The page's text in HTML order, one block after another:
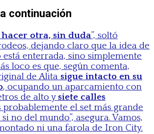
continuación
hacer otra, sin duda”, soltó
dejando claro que la idea de
está enterrada, sino simplemente
loco es que, según comenta,
de Alita sigue intacto en su
, ocupando un aparcamiento con
de alto y siete calles
probablemente el set más grande
no del mundo”, asegura. Vamos,
ni una farola de Iron City.